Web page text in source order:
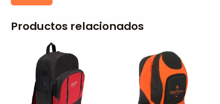
Productos relacionados